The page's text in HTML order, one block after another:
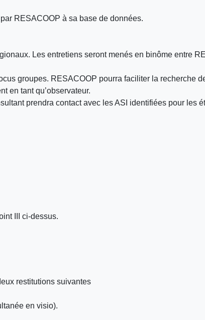
RESACOOP à sa base de données.
Les entretiens seront menés en binôme entre
groupes. RESACOOP pourra faciliter la recherche
en tant qu’observateur.
prendra contact avec les ASI identifiées pour les
III ci-dessus.
restitutions suivantes
en visio).